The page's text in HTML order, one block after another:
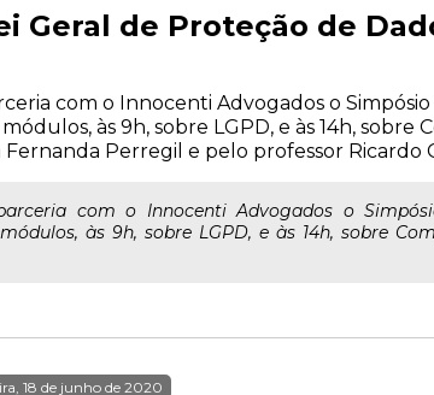
Geral de Proteção de
com o Innocenti Advogados o
às 9h, sobre LGPD, e às 14h, sobre
Perregil e pelo professor Ricardo
com o Innocenti Advogados o
às 9h, sobre LGPD, e às 14h, sobre
18 de junho de 2020